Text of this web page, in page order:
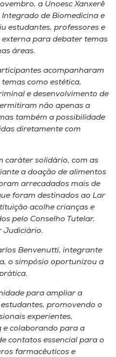
a Unoesc Xanxerê
de Biomedicina e
estudantes, professores e
para debater temas
áreas.
acompanharam
como estética,
e desenvolvimento de
não apenas a
também a possibilidade
diretamente com
caráter solidário, com as
a doação de alimentos
arrecadados mais de
foram destinados ao Lar
acolhe crianças e
pelo Conselho Tutelar,
Judiciário.
Benvenutti, integrante
o simpósio oportunizou a
para ampliar a
promovendo o
experientes,
e colaborando para a
contatos essencial para o
farmacêuticos e